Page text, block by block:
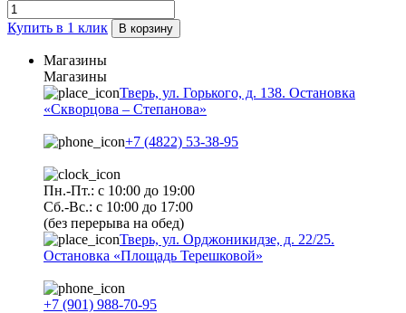
Купить в 1 клик В корзину
Магазины
Магазины
Тверь, ул. Горького, д. 138. Остановка
«Скворцова – Степанова»
+7 (4822) 53-38-95
Пн.-Пт.: с 10:00 до 19:00
Сб.-Вс.: с 10:00 до 17:00
(без перерыва на обед)
Тверь, ул. Орджоникидзе, д. 22/25.
Остановка «Площадь Терешковой»
+7 (901) 988-70-95